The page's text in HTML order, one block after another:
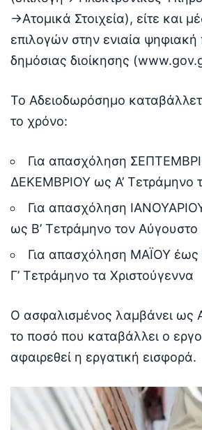
->Ατομικά Στοιχεία), είτε και
επιλογών στην ενιαία ψηφιακή
δημόσιας διοίκησης
Το Αδειοδωρόσημο
το χρόνο:
Για απασχόληση
ΔΕΚΕΜΒΡΙΟΥ ως Α’ Τετράμηνο
Για απασχόληση
ως Β’ Τετράμηνο τον Αύγουστο
Για απασχόληση ΜΑΪΟΥ
Γ’ Τετράμηνο τα Χριστούγεννα
Ο ασφαλισμένος λαμβάνει ως
το ποσό που καταβάλλει ο
αφαιρεθεί η εργατική εισφορά.